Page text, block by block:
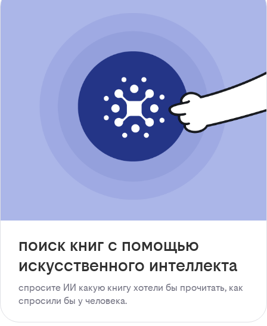
поиск книг с помощью
искусственного интеллекта
спросите ИИ какую книгу хотели бы прочитать, как
спросили бы у человека.